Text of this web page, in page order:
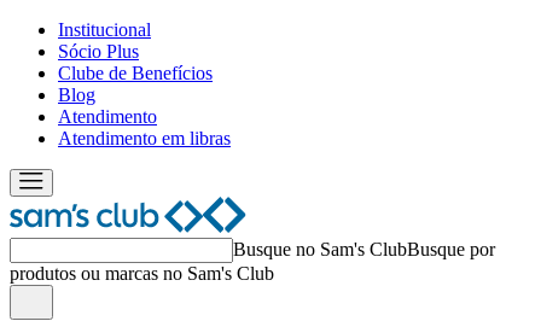
Institucional
Sócio Plus
Clube de Benefícios
Blog
Atendimento
Atendimento em libras
Busque no Sam's ClubBusque por
produtos ou marcas no Sam's Club